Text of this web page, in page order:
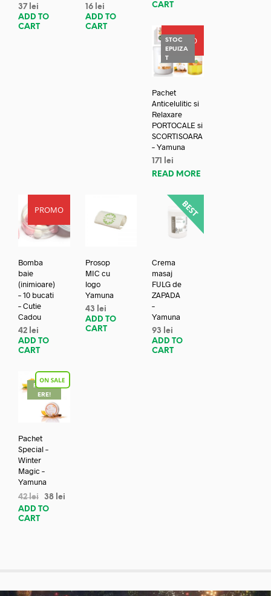
37 lei
ADD TO
CART
16 lei
ADD TO
CART
CART
PROMO
STOC
EPUIZA
T
Pachet
Anticelulitic si
Relaxare
PORTOCALE si
SCORTISOARA
– Yamuna
171
lei
READ MORE
PROMO
Bomba
baie
(inimioare)
– 10 bucati
– Cutie
Cadou
42 lei
ADD TO
CART
Prosop
MIC cu
logo
Yamuna
43
lei
ADD TO
CART
Crema
masaj
FULG de
ZAPADA
–
Yamuna
93
lei
ADD TO
CART
REDUC
ERE!
Pachet
Special –
Winter
Magic –
Yamuna
42lei 38 lei
ADD TO
CART